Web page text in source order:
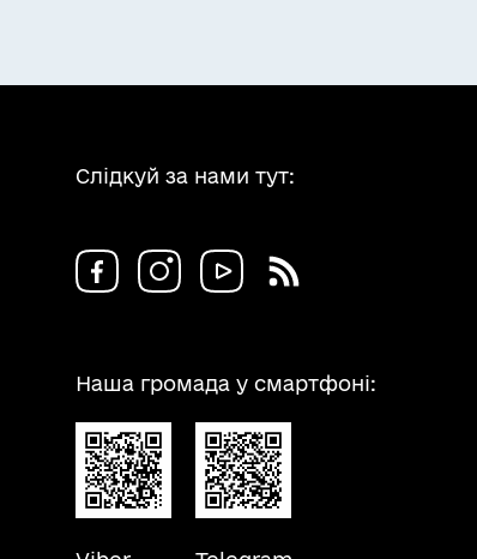
Слідкуй за нами тут:
Наша громада у смартфоні: